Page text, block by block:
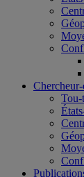
Chercheur-
Tou-